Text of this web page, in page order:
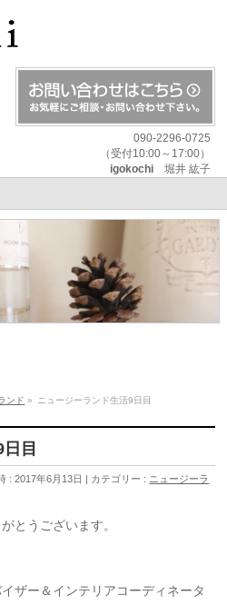
090-2296-0725
（受付10:00～17:00）
igokochi堀井 紘子
ンド » ニュージーランド生活9日目
目
: 2017年6月13日 カテゴリー : ニュージーラ
とうございます。
ザー＆インテリアコーディネータ